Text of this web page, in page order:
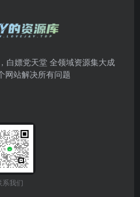
白嫖党天堂 全领域资源集大成
网站解决所有问题
系我们